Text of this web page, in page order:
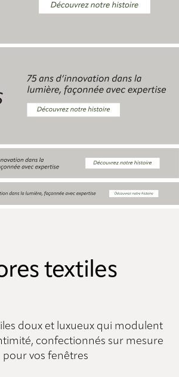
textiles
doux et luxueux qui modulent
confectionnés sur mesure
pour vos fenêtres